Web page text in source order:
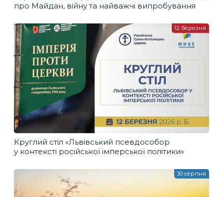
про Майдан, війну та найважчі випробування
Круглий стіл «Львівський псевдособор
у контексті російської імперської політики»
12 березня
30 серпня